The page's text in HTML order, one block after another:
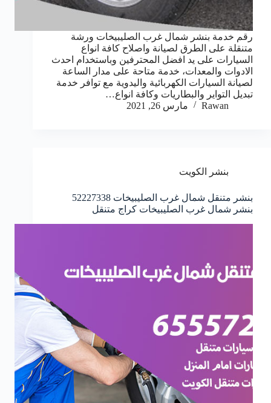
رقم خدمة بنشر شمال غرب الصليبيخات ورشة
متنقلة على الطرق لصيانة واصلاح كافة انواع
السيارات على يد افضل المحترفين وباستخدام احدث
الادوات والمعدات، خدمة متاحة على مدار الساعة
لصيانة السيارات الكهربائية واليدوية مع توافر خدمة
تبديل التواير والبطاريات وكافة انواع…
Rawan
مارس 26, 2021
بنشر الكويت
بنشر متنقل شمال غرب الصليبيخات 52227338
بنشر شمال غرب الصليبيخات كراج متنقل